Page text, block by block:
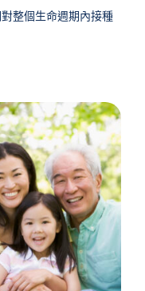
整個生命週期內接種